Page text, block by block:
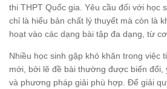
thi THPT Quốc gia. Yêu cầu đối với học
chỉ là hiểu bản chất lý thuyết mà còn là
hoạt vào các dạng bài tập đa dạng, từ
Nhiều học sinh gặp khó khăn trong việc
mới, bởi lẽ đề bài thường được biến đổi,
và phương pháp giải phù hợp. Để giải